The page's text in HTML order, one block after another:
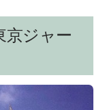
京ジャー